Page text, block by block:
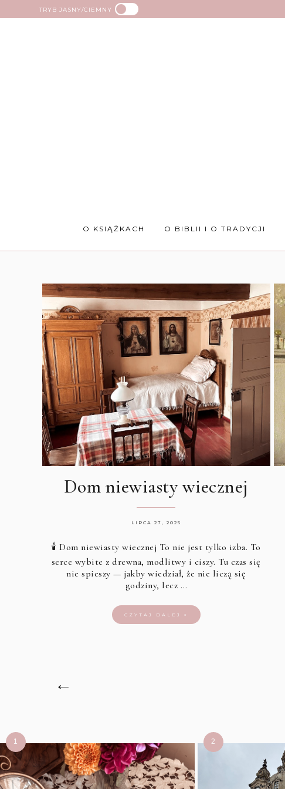
TRYB JASNY/CIEMNY
O KSIĄŻKACH O BIBLII I O TRADYCJI
Dom niewiasty wiecznej
LIPCA 27, 2025
🕯️ Dom niewiasty wiecznej To nie jest tylko izba. To
serce wybite z drewna, modlitwy i ciszy. Tu czas się
nie spieszy — jakby wiedział, że nie liczą się
godziny, lecz …
CZYTAJ DALEJ »
←